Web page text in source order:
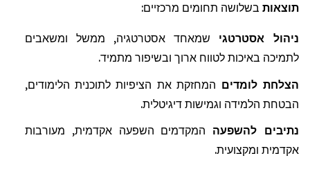
תוצאות בשלושה תחומים מרכזיים:
ניהול אסטרטגי שמאחד אסטרטגיה, ממשל ומשאבים
לתמיכה באיכות לטווח ארוך ובשיפור מתמיד.
הצלחת לומדים המחזקת את הציפיות לתוכנית הלימודים,
הבטחת הלמידה וגמישות דיגיטלית.
נתיבים להשפעה המקדמים השפעה אקדמית, מעורבות
אקדמית ומקצועית.